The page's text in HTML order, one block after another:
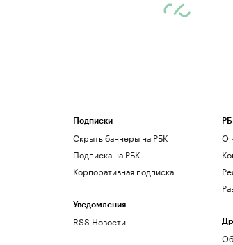
Подписки
Скрыть баннеры на РБК
Подписка на РБК
Корпоративная подписка
Уведомления
RSS Новости
О